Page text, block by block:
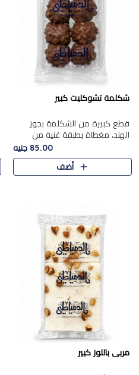
شكلمة تشوكليت كبير
قطع كبيرة من الشكلمة بجوز
الهند، مغطاة بطبقة غنية من
الشوكولاتة الفاخرة لتجمع بين
القوام الطري من الداخل مركز جوز
الهند المطاطي والمذاق الغن..
85.00 جنيه
أضف
مربى باللوز كبير